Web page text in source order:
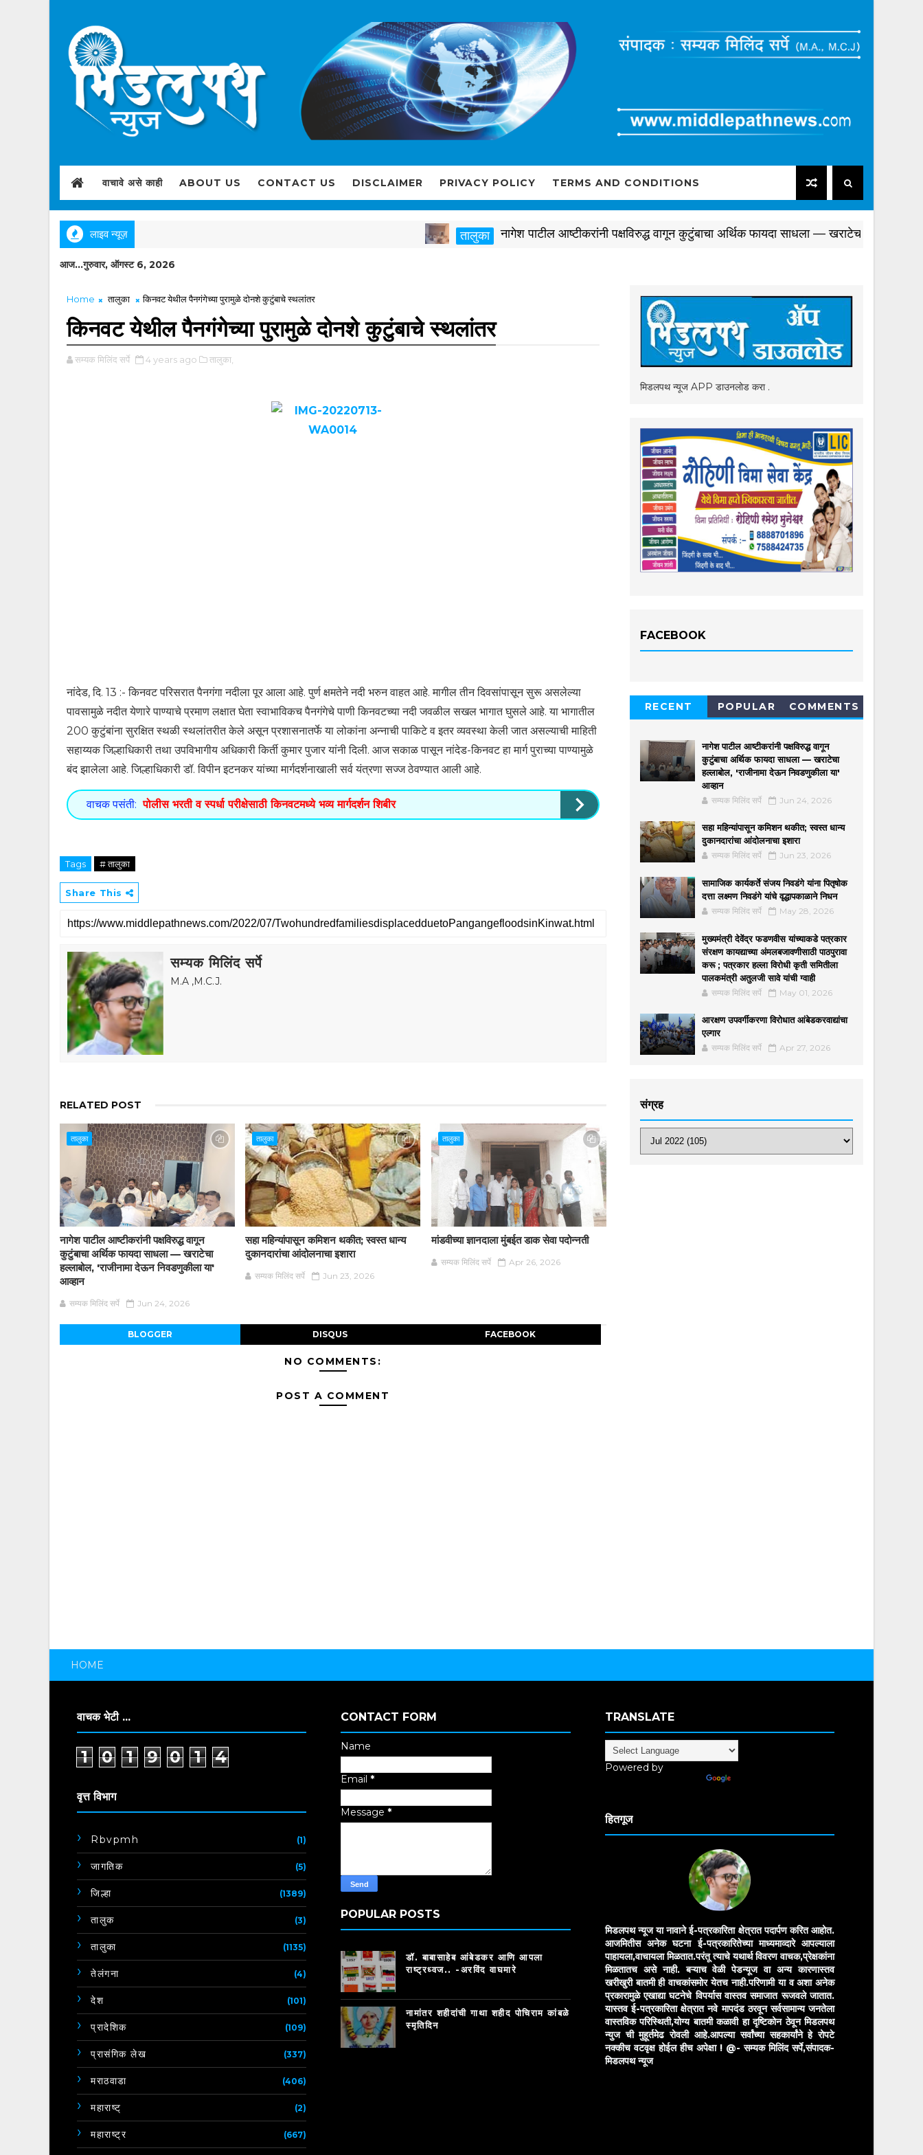
वाचावे असे काही ABOUT US CONTACT US DISCLAIMER PRIVACY POLICY TERMS AND CONDITIONS
लाइव न्यूज़ तालुका नागेश पाटील आष्टीकरांनी पक्षविरुद्ध वागून कुटुंबाचा अर्थिक फायदा साधला — खराटेचा हल्लाबोल,
आज...गुरुवार, ऑगस्ट 6, 2026
Home तालुका किनवट येथील पैनगंगेच्या पुरामुळे दोनशे कुटुंबाचे स्थलांतर
किनवट येथील पैनगंगेच्या पुरामुळे दोनशे कुटुंबाचे स्थलांतर
सम्यक मिलिंद सर्पे 4 years ago तालुका,
नांदेड, दि. 13 :- किनवट परिसरात पैनगंगा नदीला पूर आला आहे. पुर्ण क्षमतेने नदी भरुन वाहत आहे. मागील तीन दिवसांपासून सुरू असलेल्या
पावसामुळे नदीत येणारे पाण्याचे प्रमाण लक्षात घेता स्वाभाविकच पैनगंगेचे पाणी किनवटच्या नदी जवळील सखल भागात घुसले आहे. या भागातील
200 कुटुंबांना सुरक्षित स्थळी स्थलांतरीत केले असून प्रशासनातर्फे या लोकांना अन्नाची पाकिटे व इतर व्यवस्था केली जात असल्याची माहिती
सहाय्यक जिल्हाधिकारी तथा उपविभागीय अधिकारी किर्ती कुमार पुजार यांनी दिली. आज सकाळ पासून नांदेड-किनवट हा मार्ग पुराच्या पाण्यामुळे
बंद झालेला आहे. जिल्हाधिकारी डॉ. विपीन इटनकर यांच्या मार्गदर्शनाखाली सर्व यंत्रणा सज्ज ठेवण्यात आली आहे.
वाचक पसंती: पोलीस भरती व स्पर्धा परीक्षेसाठी किनवटमध्ये भव्य मार्गदर्शन शिबीर
Tags # तालुका
Share This
सम्यक मिलिंद सर्पे
M.A ,M.C.J.
RELATED POST
तालुका
नागेश पाटील आष्टीकरांनी पक्षविरुद्ध वागून
कुटुंबाचा अर्थिक फायदा साधला — खराटेचा
हल्लाबोल, 'राजीनामा देऊन निवडणुकीला या'
आव्हान
सम्यक मिलिंद सर्पे Jun 24, 2026
तालुका
सहा महिन्यांपासून कमिशन थकीत; स्वस्त धान्य
दुकानदारांचा आंदोलनाचा इशारा
सम्यक मिलिंद सर्पे Jun 23, 2026
तालुका
मांडवीच्या ज्ञानदाला मुंबईत डाक सेवा पदोन्नती
सम्यक मिलिंद सर्पे Apr 26, 2026
BLOGGER DISQUS FACEBOOK
NO COMMENTS:
POST A COMMENT
मिडलपथ न्यूज APP डाउनलोड करा .
FACEBOOK
RECENT POPULAR COMMENTS
नागेश पाटील आष्टीकरांनी पक्षविरुद्ध वागून
कुटुंबाचा अर्थिक फायदा साधला — खराटेचा
हल्लाबोल, 'राजीनामा देऊन निवडणुकीला या'
आव्हान
सम्यक मिलिंद सर्पे Jun 24, 2026
सहा महिन्यांपासून कमिशन थकीत; स्वस्त धान्य
दुकानदारांचा आंदोलनाचा इशारा
सम्यक मिलिंद सर्पे Jun 23, 2026
सामाजिक कार्यकर्ते संजय निवडंगे यांना पितृषोक
दत्ता लक्ष्मण निवडंगे यांचे वृद्धापकाळाने निधन
सम्यक मिलिंद सर्पे May 28, 2026
मुख्यमंत्री देवेंद्र फडणवीस यांच्याकडे पत्रकार
संरक्षण कायद्याच्या अंमलबजावणीसाठी पाठपुरावा
करू ; पत्रकार हल्ला विरोधी कृती समितीला
पालकमंत्री अतुलजी सावे यांची ग्वाही
सम्यक मिलिंद सर्पे May 01, 2026
आरक्षण उपवर्गीकरणा विरोधात आंबेडकरवाद्यांचा
एल्गार
सम्यक मिलिंद सर्पे Apr 27, 2026
संग्रह
HOME
वाचक भेटी ...
1 0 1 9 0 1 4
वृत्त विभाग
Rbvpmh (1)
जागतिक (5)
जिल्हा (1389)
तालुक (3)
तालुका (1135)
तेलंगना (4)
देश (101)
प्रादेशिक (109)
प्रासंगिक लेख (337)
मराठवाडा (406)
महाराष्ट् (2)
महाराष्ट्र (667)
CONTACT FORM
Name
Email *
Message *
POPULAR POSTS
डॉ. बाबासाहेब आंबेडकर आणि आपला
राष्ट्रध्वज.. -अरविंद वाघमारे
नामांतर शहीदांची गाथा शहीद पोचिराम कांबळे
स्मृतिदिन
TRANSLATE
Powered by
हितगूज
मिडलपथ न्यूज या नावाने ई-पत्रकारिता क्षेत्रात पदार्पण करित आहोत.
आजमितीस अनेक घटना ई-पत्रकारितेच्या माध्यमाव्दारे आपल्याला
पाहायला,वाचायला मिळतात.परंतू त्याचे यथार्थ विवरण वाचक,प्रेक्षकांना
मिळतातच असे नाही. बऱ्याच वेळी पेडन्यूज वा अन्य कारणास्तव
खरीखुरी बातमी ही वाचकांसमोर येतच नाही.परिणामी या व अशा अनेक
प्रकारामुळे एखाद्या घटनेचे विपर्यास वास्तव समाजात रूजवले जातात.
यास्तव ई-पत्रकारिता क्षेत्रात नवे मापदंड ठरवून सर्वसामान्य जनतेला
वास्तविक परिस्थिती,योग्य बातमी कळावी हा दृष्टिकोन ठेवून मिडलपथ
न्युज ची मुहूर्तमेढ रोवली आहे.आपल्या सर्वांच्या सहकार्यांने हे रोपटे
नक्कीच वटवृक्ष होईल हीच अपेक्षा ! @- सम्यक मिलिंद सर्पे,संपादक-
मिडलपथ न्यूज